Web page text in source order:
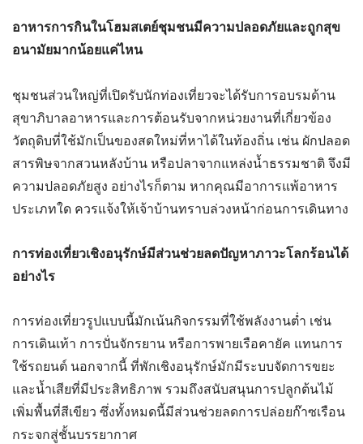
อาหารการกินในโฮมสเตย์ชุมชนมีความปลอดภัยและถูกสุข
อนามัยมากน้อยแค่ไหน
ชุมชนส่วนใหญ่ที่เปิดรับนักท่องเที่ยวจะได้รับการอบรมด้าน
สุขาภิบาลอาหารและการต้อนรับจากหน่วยงานที่เกี่ยวข้อง
วัตถุดิบที่ใช้มักเป็นของสดใหม่ที่หาได้ในท้องถิ่น เช่น ผักปลอด
สารพิษจากสวนหลังบ้าน หรือปลาจากแหล่งน้ำธรรมชาติ จึงมี
ความปลอดภัยสูง อย่างไรก็ตาม หากคุณมีอาการแพ้อาหาร
ประเภทใด ควรแจ้งให้เจ้าบ้านทราบล่วงหน้าก่อนการเดินทาง
การท่องเที่ยวเชิงอนุรักษ์มีส่วนช่วยลดปัญหาภาวะโลกร้อนได้
อย่างไร
การท่องเที่ยวรูปแบบนี้มักเน้นกิจกรรมที่ใช้พลังงานต่ำ เช่น
การเดินเท้า การปั่นจักรยาน หรือการพายเรือคายัค แทนการ
ใช้รถยนต์ นอกจากนี้ ที่พักเชิงอนุรักษ์มักมีระบบจัดการขยะ
และน้ำเสียที่มีประสิทธิภาพ รวมถึงสนับสนุนการปลูกต้นไม้
เพิ่มพื้นที่สีเขียว ซึ่งทั้งหมดนี้มีส่วนช่วยลดการปล่อยก๊าซเรือน
กระจกสู่ชั้นบรรยากาศ